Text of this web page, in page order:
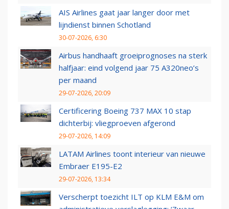
AIS Airlines gaat jaar langer door met
lijndienst binnen Schotland
30-07-2026, 6:30
Airbus handhaaft groeiprognoses na sterk
halfjaar: eind volgend jaar 75 A320neo’s
per maand
29-07-2026, 20:09
Certificering Boeing 737 MAX 10 stap
dichterbij: vliegproeven afgerond
29-07-2026, 14:09
LATAM Airlines toont interieur van nieuwe
Embraer E195-E2
29-07-2026, 13:34
Verscherpt toezicht ILT op KLM E&M om